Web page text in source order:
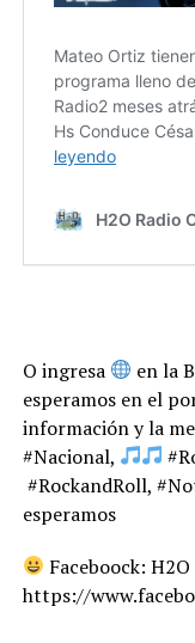
O ingresa en la
esperamos en el
información y la
#Nacional,
#RockandRoll,
esperamos
Faceboock:
https://